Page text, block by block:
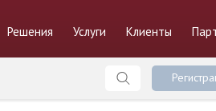
Решения Услуги Клиенты